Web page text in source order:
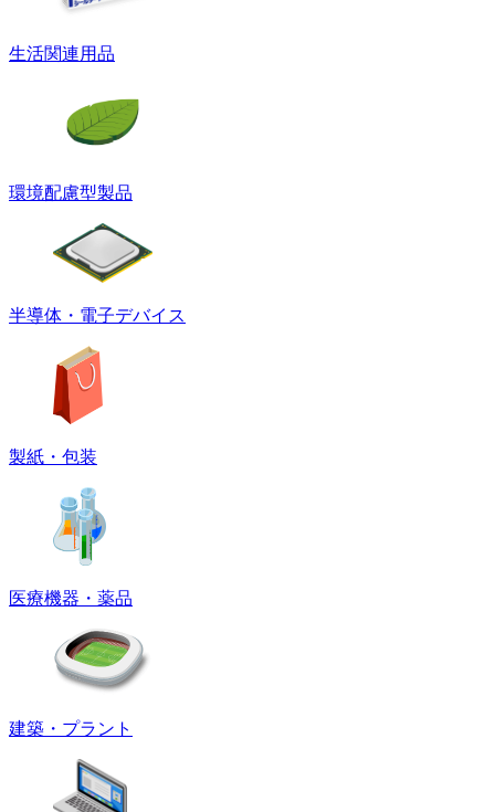
生活関連用品
環境配慮型製品
半導体・電子デバイス
製紙・包装
医療機器・薬品
建築・プラント